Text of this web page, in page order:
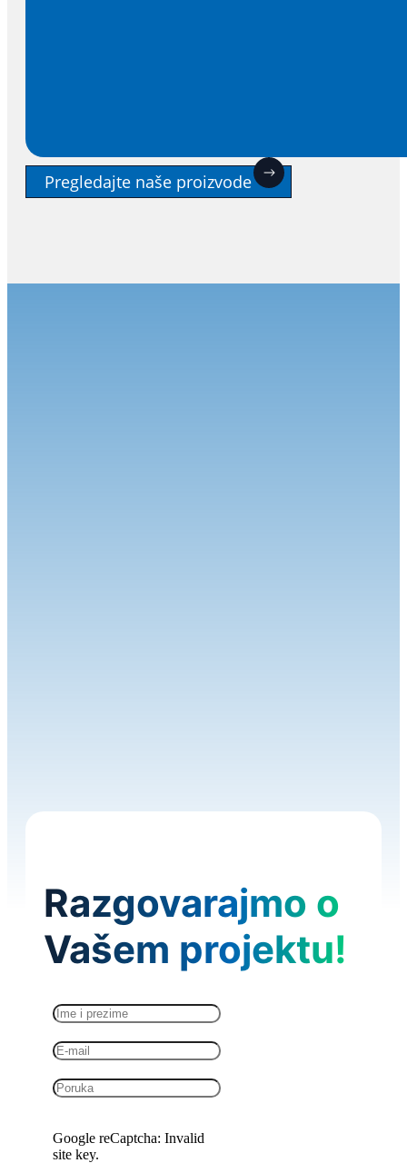
Pregledajte naše proizvode
Razgovarajmo o
Vašem projektu!
Google reCaptcha: Invalid
site key.